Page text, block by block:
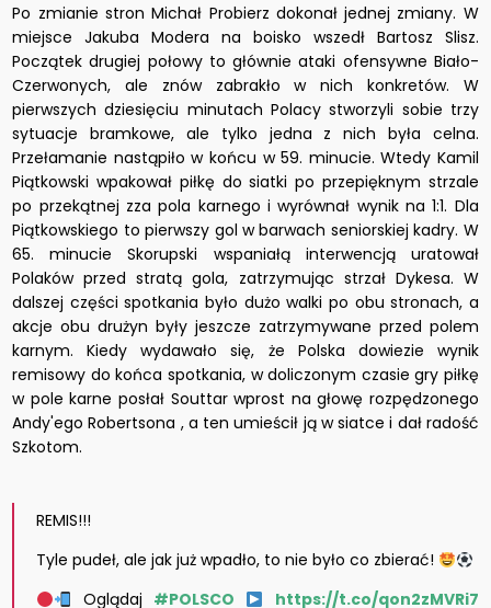
Po zmianie stron Michał Probierz dokonał jednej zmiany. W
miejsce Jakuba Modera na boisko wszedł Bartosz Slisz.
Początek drugiej połowy to głównie ataki ofensywne Biało-
Czerwonych, ale znów zabrakło w nich konkretów. W
pierwszych dziesięciu minutach Polacy stworzyli sobie trzy
sytuacje bramkowe, ale tylko jedna z nich była celna.
Przełamanie nastąpiło w końcu w 59. minucie. Wtedy Kamil
Piątkowski wpakował piłkę do siatki po przepięknym strzale
po przekątnej zza pola karnego i wyrównał wynik na 1:1. Dla
Piątkowskiego to pierwszy gol w barwach seniorskiej kadry. W
65. minucie Skorupski wspaniałą interwencją uratował
Polaków przed stratą gola, zatrzymując strzał Dykesa. W
dalszej części spotkania było dużo walki po obu stronach, a
akcje obu drużyn były jeszcze zatrzymywane przed polem
karnym. Kiedy wydawało się, że Polska dowiezie wynik
remisowy do końca spotkania, w doliczonym czasie gry piłkę
w pole karne posłał Souttar wprost na głowę rozpędzonego
Andy'ego Robertsona , a ten umieścił ją w siatce i dał radość
Szkotom.
REMIS!!!
Tyle pudeł, ale jak już wpadło, to nie było co zbierać!
Oglądaj #POLSCO https://t.co/qon2zMVRi7